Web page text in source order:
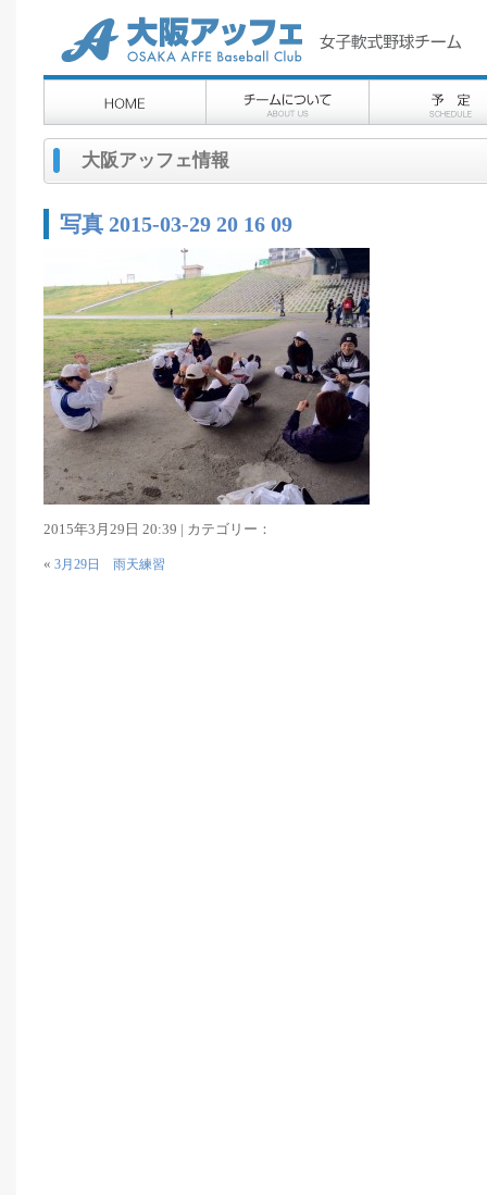
大阪アッフェ情報
写真 2015-03-29 20 16 09
2015年3月29日 20:39 | カテゴリー：
« 3月29日 雨天練習